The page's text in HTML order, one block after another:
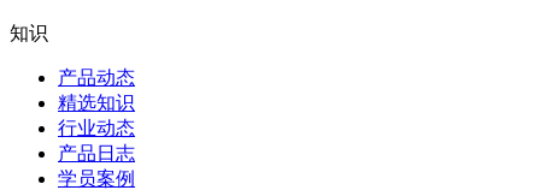
知识
产品动态
精选知识
行业动态
产品日志
学员案例